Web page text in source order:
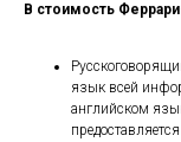
В стоимость
язык всей
английском